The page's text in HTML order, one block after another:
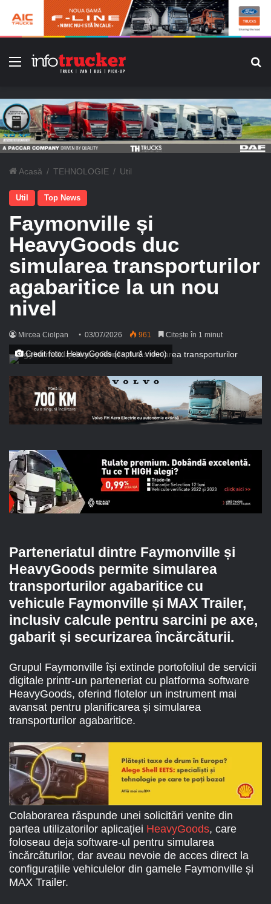
Meniu
Acasă / TEHNOLOGIE / Util
Util Top News
Faymonville și
HeavyGoods duc
simularea transporturilor
agabaritice la un nou
nivel
Mircea Ciolpan 03/07/2026 961 Citește în 1 minut
Credit foto: HeavyGoods (captură video)
Parteneriatul dintre Faymonville și
HeavyGoods permite simularea
transporturilor agabaritice cu
vehicule Faymonville și MAX Trailer,
inclusiv calcule pentru sarcini pe axe,
gabarit și securizarea încărcăturii.
Grupul Faymonville își extinde portofoliul de servicii
digitale printr-un parteneriat cu platforma software
HeavyGoods, oferind flotelor un instrument mai
avansat pentru planificarea și simularea
transporturilor agabaritice.
Colaborarea răspunde unei solicitări venite din
partea utilizatorilor aplicației HeavyGoods, care
foloseau deja software-ul pentru simularea
încărcăturilor, dar aveau nevoie de acces direct la
configurațiile vehiculelor din gamele Faymonville și
MAX Trailer.